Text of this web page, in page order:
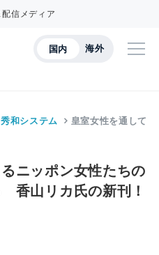
信メディア
国内 海外
秀和システム 皇室女性を通して
ニッポン女性たちの
香山リカ氏の新刊！